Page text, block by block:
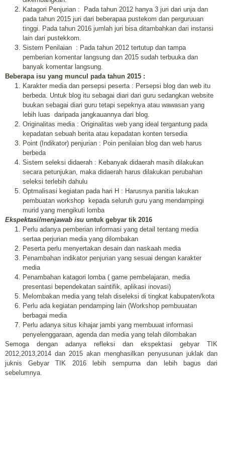
Katagori Penjurian :
Pada tahun 2012 hanya 3 juri dari unja dan
pada tahun 2015 juri dari beberapaa pustekom dan perguruuan
tinggi. Pada tahun 2016 jumlah juri bisa ditambahkan dari instansi
lain dari pustekkom.
Sistem Penilaian : Pada tahun 2012 tertutup dan tampa
pemberian komentar langsung dan 2015 sudah terbuuka dan
banyak komentar langsung.
Beberapa isu yang muncul pada tahun 2015 :
Karakter media dan persepsi peserta : Persepsi blog dan web itu
berbeda. Untuk blog itu sebagai diari dari guru sedangkan website
buukan sebagai diari guru tetapi sepeknya atau wawasan yang
lebih luas daripada jangkauannya dari blog.
Originalitas media : Originalitas web yang ideal tergantung pada
kepadatan sebuah berita atau kepadatan konten tersedia
Point (Indikator) penjurian : Poin penilaian blog dan web harus
berbeda
Sistem seleksi didaerah : Kebanyak didaerah masih dilakukan
secara petunjukan, maka didaerah harus dilakukan perubahan
seleksi terlebih dahulu
Optmalisasi kegiatan pada hari H : Harusnya panitia lakukan
pembuatan workshop
kepada seluruh guru yang mendampingi
murid yang mengikuti lomba
Ekspektasi/menjawab isu untuk gebyar tik 2016
Perlu adanya pemberian informasi yang detail tentang media
sertaa perjurian media yang dilombakan
Peserta perlu menyertakan desain dan naskaah media
Penambahan indikator penjurian yang sesuai dengan karakter
media
Penambahan katagori lomba ( game pembelajaran, media
presentasi bependekatan saintifik, aplikasi inovasi)
Melombakan media yang telah diseleksi di tingkat kabupaten/kota
Perlu ada kegiatan pendamping lain (Workshop pembuuatan
berbagai media
Perlu adanya situs kihajar jambi yang membuuat informasi
penyelenggaraan, agenda dan media yang telah dilombakan
Semoga dengan adanya refleksi dan ekspektasi gebyar TIK
2012,2013,2014 dan 2015 akan menghasilkan penyusunan juklak dan
juknis Gebyar TIK 2016 lebih sempurna dan lebih bagus dari
sebelumnya.